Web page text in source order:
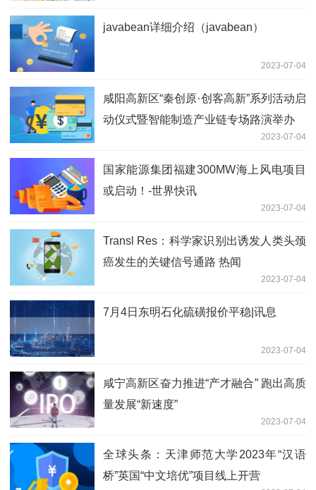
javabean详细介绍（javabean）
2023-07-04
咸阳高新区“秦创原·创客高新”系列活动启
动仪式暨智能制造产业链专场路演举办
2023-07-04
国家能源集团福建300MW海上风电项目
或启动！-世界快讯
2023-07-04
Transl Res：科学家识别出诱发人类头颈
癌发生的关键信号通路 热闻
2023-07-04
7月4日东明石化硫磺报价平稳|讯息
2023-07-04
咸宁高新区奋力推进“产才融合” 跑出高质
量发展“新速度”
2023-07-04
全球头条：天津师范大学2023年“汉语
桥”英国“中文培优”项目线上开营